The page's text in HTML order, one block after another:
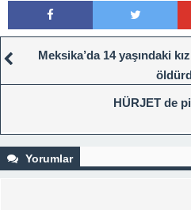
Meksika’da 14 yaşındaki
HÜRJET de
Yorumlar